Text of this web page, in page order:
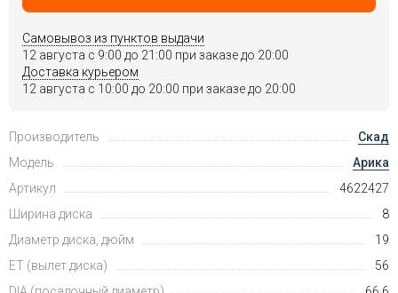
Самовывоз из пунктов выдачи
12 августа c 9:00 до 21:00 при заказе до 20:00
Доставка курьером
12 августа c 10:00 до 20:00 при заказе до 20:00
Производитель
Скад
Модель
Арика
Артикул
4622427
Ширина диска
8
Диаметр диска, дюйм
19
ET (вылет диска)
56